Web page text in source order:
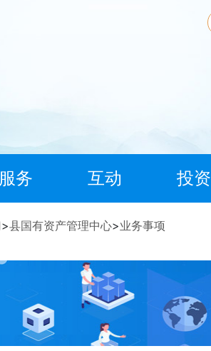
服务 互动 投资
>县国有资产管理中心>业务事项